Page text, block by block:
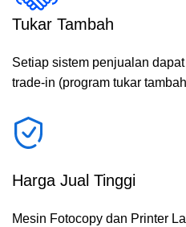
Tukar Tambah
Setiap sistem penjualan
trade-in (program tukar
Harga Jual Tinggi
Mesin Fotocopy dan Printer